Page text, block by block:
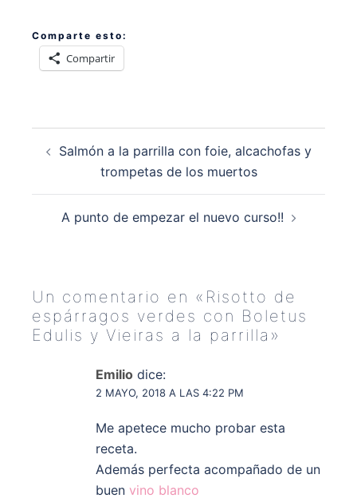
Comparte esto:
Compartir
de
Salmón a la parrilla con foie, alcachofas y
trompetas de los muertos
A punto de empezar el nuevo curso!!
Un comentario en « Risotto de
espárragos verdes con Boletus
Edulis y Vieiras a la parrilla »
Emilio dice:
2 MAYO, 2018 A LAS 4:22 PM
Me apetece mucho probar esta
receta.
Además perfecta acompañado de un
buen vino blanco